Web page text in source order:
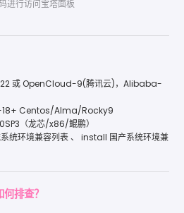
进行访问宝塔面板
或 OpenCloud-9(腾讯云)，Alibaba-
Centos/Alma/Rocky9
（龙芯/x86/鲲鹏）
统环境兼容列表 、 install 国产系统环境兼
排查？